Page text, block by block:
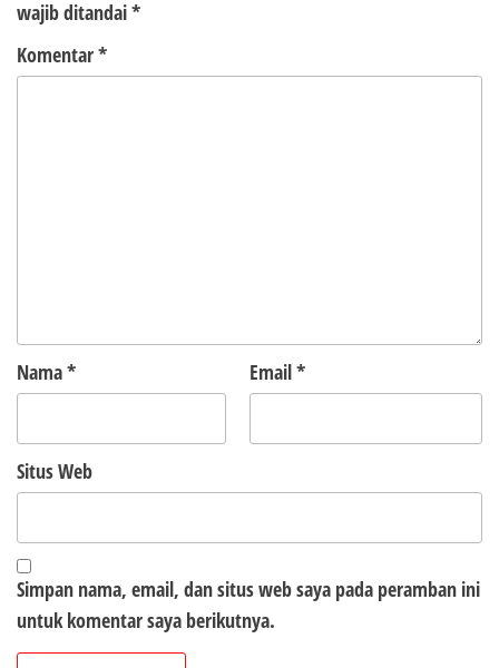
wajib ditandai*
Komentar*
Nama* Email*
Situs Web
Simpan nama, email, dan situs web saya pada peramban ini
untuk komentar saya berikutnya.